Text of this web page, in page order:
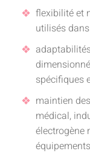
flexibilité et
utilisés
spécifiques
maintien
médical,
électrogène